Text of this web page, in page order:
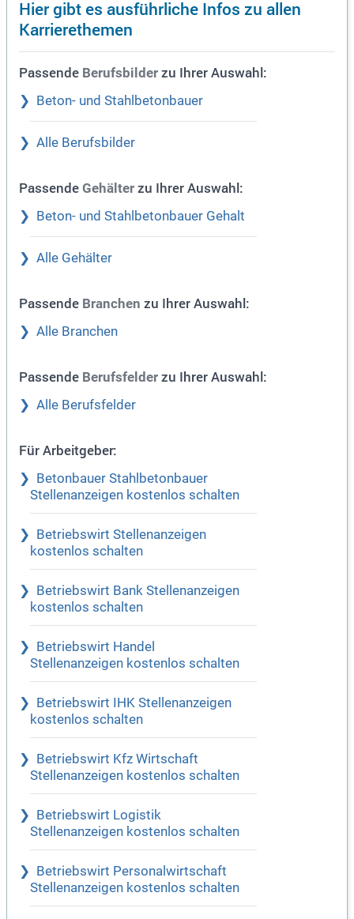
Hier gibt es ausführliche Infos zu allen
Karrierethemen
Passende Berufsbilder zu Ihrer Auswahl:
Beton- und Stahlbetonbauer
Alle Berufsbilder
Passende Gehälter zu Ihrer Auswahl:
Beton- und Stahlbetonbauer Gehalt
Alle Gehälter
Passende Branchen zu Ihrer Auswahl:
Alle Branchen
Passende Berufsfelder zu Ihrer Auswahl:
Alle Berufsfelder
Für Arbeitgeber:
Betonbauer Stahlbetonbauer
Stellenanzeigen kostenlos schalten
Betriebswirt Stellenanzeigen
kostenlos schalten
Betriebswirt Bank Stellenanzeigen
kostenlos schalten
Betriebswirt Handel
Stellenanzeigen kostenlos schalten
Betriebswirt IHK Stellenanzeigen
kostenlos schalten
Betriebswirt Kfz Wirtschaft
Stellenanzeigen kostenlos schalten
Betriebswirt Logistik
Stellenanzeigen kostenlos schalten
Betriebswirt Personalwirtschaft
Stellenanzeigen kostenlos schalten